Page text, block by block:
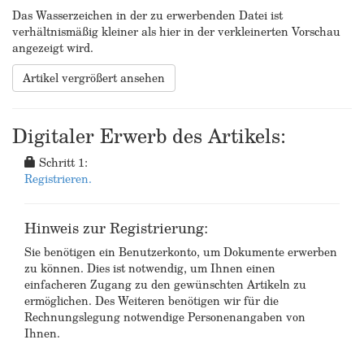
Das Wasserzeichen in der zu erwerbenden Datei ist
verhältnismäßig kleiner als hier in der verkleinerten Vorschau
angezeigt wird.
Artikel vergrößert ansehen
Digitaler Erwerb des Artikels:
Schritt 1:
Registrieren.
Hinweis zur Registrierung:
Sie benötigen ein Benutzerkonto, um Dokumente erwerben
zu können. Dies ist notwendig, um Ihnen einen
einfacheren Zugang zu den gewünschten Artikeln zu
ermöglichen. Des Weiteren benötigen wir für die
Rechnungslegung notwendige Personenangaben von
Ihnen.